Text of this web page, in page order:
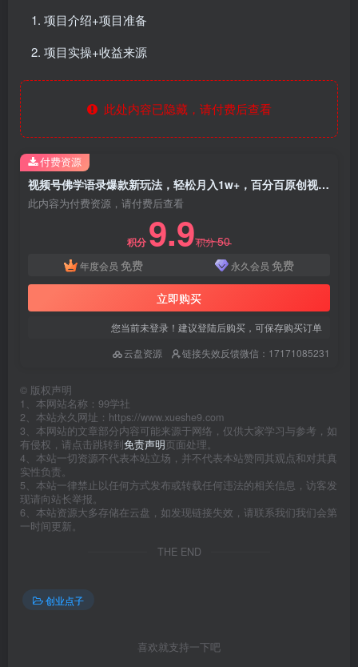
项目介绍+项目准备
项目实操+收益来源
此处内容已隐藏，请付费后查看
视频号佛学语录爆款新玩法，轻松月入1w+，百分百原创视频每天1小时
此内容为付费资源，请付费后查看
积分 9.9积分50
年度会员 免费 永久会员 免费
立即购买
您当前未登录！建议登陆后购买，可保存购买订单
云盘资源
链接失效反馈微信：17171085231
付费资源
© 版权声明
1、本网站名称：99学社
2、本站永久网址：https://www.xueshe9.com
3、本网站的文章部分内容可能来源于网络，仅供大家学习与参考，如
有侵权，请点击跳转到免责声明页面处理。
4、本站一切资源不代表本站立场，并不代表本站赞同其观点和对其真
实性负责。
5、本站一律禁止以任何方式发布或转载任何违法的相关信息，访客发
现请向站长举报。
6、本站资源大多存储在云盘，如发现链接失效，请联系我们我们会第
一时间更新。
THE END
创业点子
喜欢就支持一下吧